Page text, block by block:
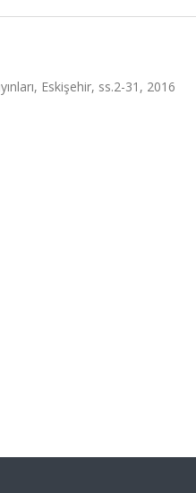
Eskişehir, ss.2-31, 2016